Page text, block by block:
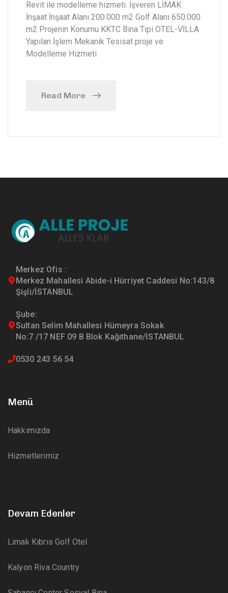
Revit ile modelleme hizmeti. İşveren LİMAK
İnşaat İnşaat Alanı 200.000 m2 Golf Alanı 650.000
m2 Projenin Konumu KKTC Bina Tipi OTEL-VİLLA
Yapılan İşlem Mekanik Tesisat proje ve
Modelleme Hizmeti
Read More
Merkez Ofis :
Merkez Mahallesi Abide-i Hürriyet Caddesi No:143/8
Şişli/İSTANBUL
Şube:
Sultan Selim Mahallesi Hümeyra Sokak
No:7 /17 NEF 09 B Blok Kağıthane/İSTANBUL
0530 243 56 54
Menü
Hakkımızda
Hizmetlerimiz
Devam Edenler
Limak Kıbrıs Golf Otel
Kalyon Riva Country